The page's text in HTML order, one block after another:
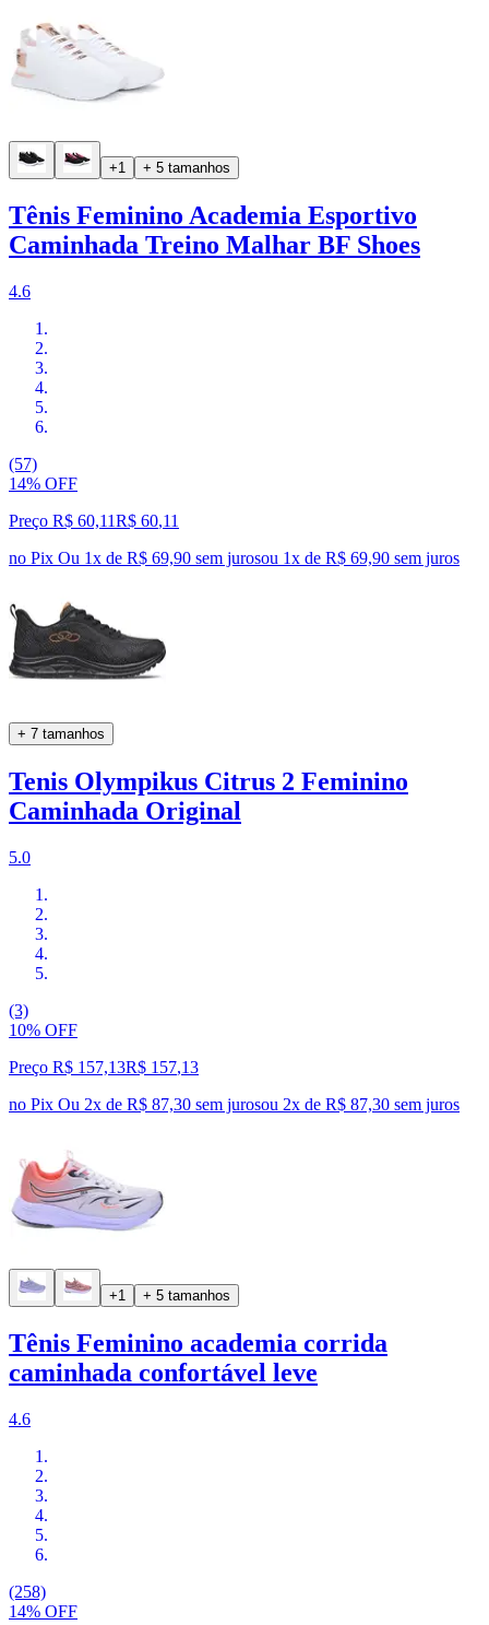
+1 + 5 tamanhos
Tênis Feminino Academia Esportivo
Caminhada Treino Malhar BF Shoes
4.6
(57)
14% OFF
Preço R$ 60,11R$ 60,11
no Pix Ou 1x de R$ 69,90 sem jurosou 1x de R$ 69,90 sem juros
+ 7 tamanhos
Tenis Olympikus Citrus 2 Feminino
Caminhada Original
5.0
(3)
10% OFF
Preço R$ 157,13R$ 157,13
no Pix Ou 2x de R$ 87,30 sem jurosou 2x de R$ 87,30 sem juros
+1 + 5 tamanhos
Tênis Feminino academia corrida
caminhada confortável leve
4.6
(258)
14% OFF